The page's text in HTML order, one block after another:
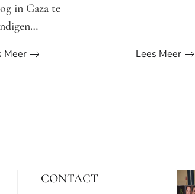
in Gaza te
Meer Lees Meer
CONTACT